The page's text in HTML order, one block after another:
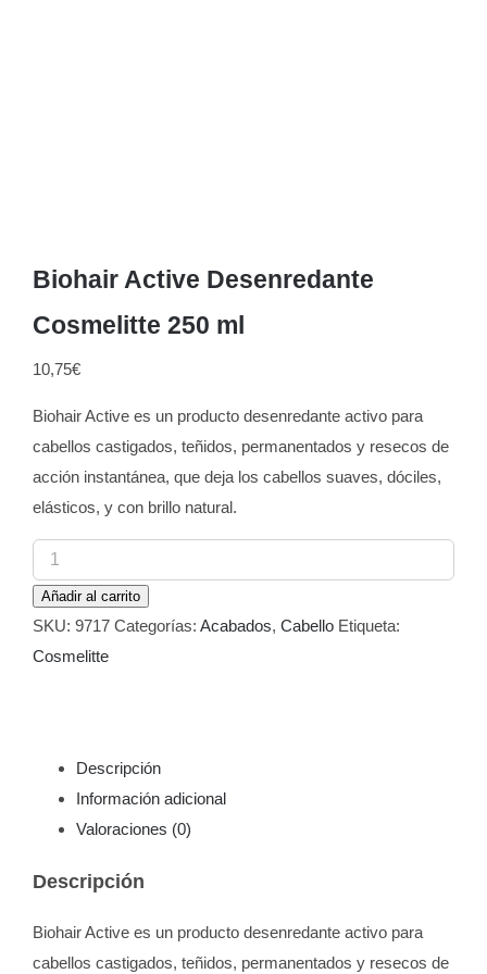
Biohair Active Desenredante
Cosmelitte 250 ml
10,75€
Biohair Active es un producto desenredante activo para
cabellos castigados, teñidos, permanentados y resecos de
acción instantánea, que deja los cabellos suaves, dóciles,
elásticos, y con brillo natural.
Biohair
Active
Desenredante
Añadir al carrito
SKU: 9717 Categorías: Acabados, Cabello Etiqueta:
Cosmelitte
Descripción
Información adicional
Valoraciones (0)
Descripción
Biohair Active es un producto desenredante activo para
cabellos castigados, teñidos, permanentados y resecos de